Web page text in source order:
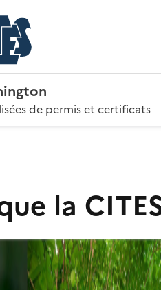
de permis et certificats
la